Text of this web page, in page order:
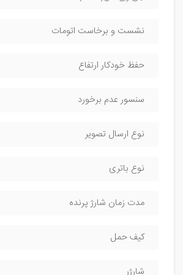
نشست و برخاست اتومات
حفظ خودکار ارتفاع
سنسور عدم برخورد
نوع ارسال تصویر
نوع باتری
مدت زمان شارژ پرنده
کیف حمل
شارژر